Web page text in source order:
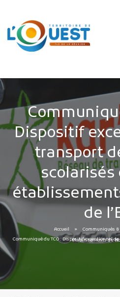
Espace Pro
Espace
RECHERCHE
MES
Dispositif
transport
scolarisés
de
Accueil
Communiqués
Communiqué du TCO : Dispositif exceptionnel de transport des élèves